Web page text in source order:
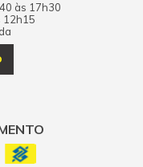
às 17h30
12h15